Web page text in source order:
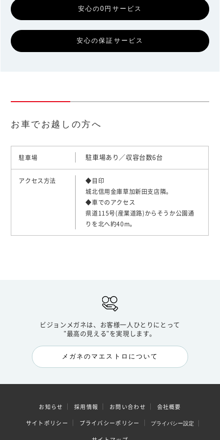
安心の0円サービス
安心の保証サービス
お車でお越しの方へ
駐車場 駐車場あり／収容台数6台
アクセス方法
◆目印
城北信用金庫草加新田支店隣。
◆車でのアクセス
県道115号(産業道路)からそうか公園通
りを北へ約40m。
ビジョンメガネは、お客様一人ひとりにとって
"最高の見える"を実現します。
メガネのマエストロについて
お知らせ 採用情報 お問い合わせ 会社概要
サイトポリシー プライバシーポリシー プライバシー設定